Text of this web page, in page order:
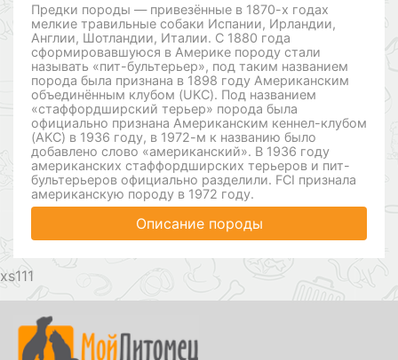
Предки породы — привезённые в 1870-х годах
мелкие травильные собаки Испании, Ирландии,
Англии, Шотландии, Италии. С 1880 года
сформировавшуюся в Америке породу стали
называть «пит-бультерьер», под таким названием
порода была признана в 1898 году Американским
объединённым клубом (UKC). Под названием
«стаффордширский терьер» порода была
официально признана Американским кеннел-клубом
(AKC) в 1936 году, в 1972-м к названию было
добавлено слово «американский». В 1936 году
американских стаффордширских терьеров и пит-
бультерьеров официально разделили. FCI признала
американскую породу в 1972 году.
Описание породы
111